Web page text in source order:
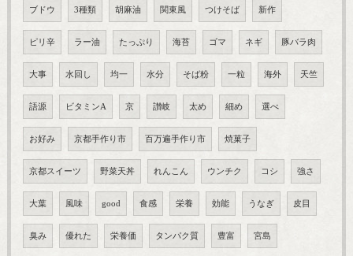
ブドウ 3種類 胡麻油 関東風 つけそば 新作
ピリ辛 ラー油 たっぷり 海苔 ゴマ ネギ 豚バラ肉
大事 水回し 均一 水分 そば粉 一粒 海外 天竺
語源 ビタミンA 京 讃岐 太め 細め 選べ
お好み 京都手作り市 百万遍手作り市 焼菓子
京都スイーツ 野菜天丼 れんこん ウンチク コシ 強さ
大葉 風味 good 食感 栄養 効能 うなぎ 皮目
臭み 優れた 栄養価 タンパク質 豊富 宮島